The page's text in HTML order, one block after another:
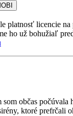
platnosť licencie
ho už bohužiaľ
občas počúvala
ktoré prefrčali